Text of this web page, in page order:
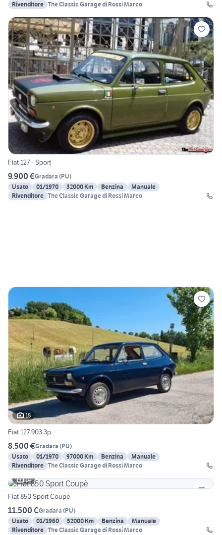
Rivenditore The Classic Garage di Rossi Marco
Fiat 127 - Sport
9.900 €Gradara (PU)
Usato
01/1970 32000 Km Benzina
Manuale
Rivenditore The Classic Garage di Rossi Marco
18
Fiat 127 903 3p.
8.500 €Gradara (PU)
Usato
01/1970 97000 Km Benzina
Manuale
Rivenditore The Classic Garage di Rossi Marco
14
Fiat 850 Sport Coupè
11.500 €Gradara (PU)
Usato
01/1960 52000 Km Benzina
Manuale
Rivenditore The Classic Garage di Rossi Marco